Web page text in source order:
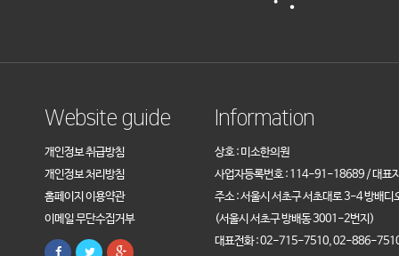
Website guide
개인정보 취급방침
개인정보 처리방침
홈페이지 이용약관
이메일 무단수집거부
Information
상호 : 미소한의원
사업자등록번호 : 114-91-18689 / 대표
주소 : 서울시 서초구 서초대로 3-4 방배
(서울시 서초구 방배동 3001-2번지)
대표전화 : 02-715-7510, 02-886-